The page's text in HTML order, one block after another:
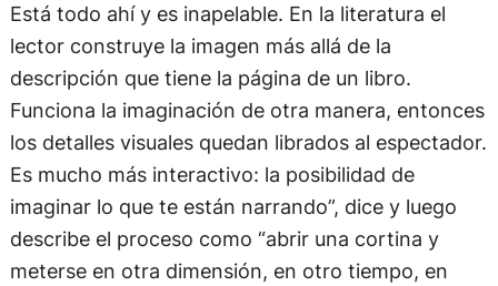
Está todo ahí y es inapelable. En la literatura el
lector construye la imagen más allá de la
descripción que tiene la página de un libro.
Funciona la imaginación de otra manera, entonces
los detalles visuales quedan librados al espectador.
Es mucho más interactivo: la posibilidad de
imaginar lo que te están narrando”, dice y luego
describe el proceso como “abrir una cortina y
meterse en otra dimensión, en otro tiempo, en